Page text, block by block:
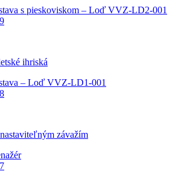
s pieskoviskom – Loď VVZ-LD2-001
ihriská
– Loď VVZ-LD1-001
závažím